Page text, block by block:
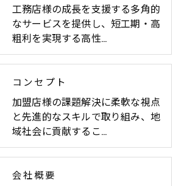
工務店様の成長を支援する多角的
なサービスを提供し、短工期・高
粗利を実現する高性…
コンセプト
加盟店様の課題解決に柔軟な視点
と先進的なスキルで取り組み、地
域社会に貢献するこ…
会社概要